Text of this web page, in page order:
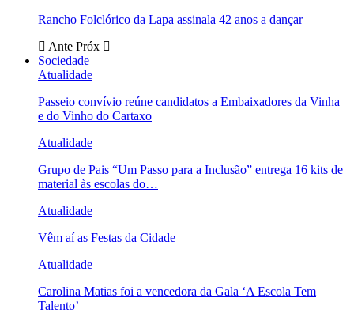
Rancho Folclórico da Lapa assinala 42 anos a dançar
Ante Próx
Sociedade
Atualidade
Passeio convívio reúne candidatos a Embaixadores da Vinha
e do Vinho do Cartaxo
Atualidade
Grupo de Pais “Um Passo para a Inclusão” entrega 16 kits de
material às escolas do…
Atualidade
Vêm aí as Festas da Cidade
Atualidade
Carolina Matias foi a vencedora da Gala ‘A Escola Tem
Talento’